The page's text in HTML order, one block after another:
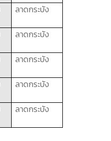
ลาดกระบัง
ลาดกระบัง
ลาดกระบัง
ลาดกระบัง
ลาดกระบัง